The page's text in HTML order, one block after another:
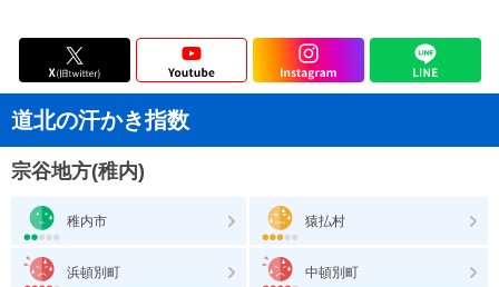
道北の汗かき指数
宗谷地方(稚内)
稚内市 猿払村
浜頓別町 中頓別町